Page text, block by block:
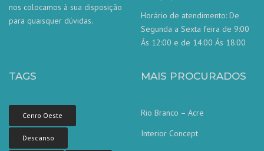
nos colocamos à sua disposição
para quaisquer dúvidas.
Horário de atendimento: De
Segunda a Sexta feira de 9:00
Ás 12:00 e de 14:00 Ás 18:00
TAGS
Cenro Oeste
Descanso
MAIS PROCURADOS
Rio Branco – Acre
Interior Concept